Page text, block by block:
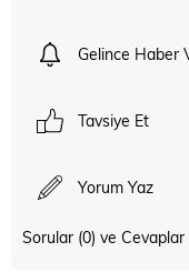
Gelince Haber
Tavsiye Et
Yorum Yaz
Sorular (0) ve Cevaplar